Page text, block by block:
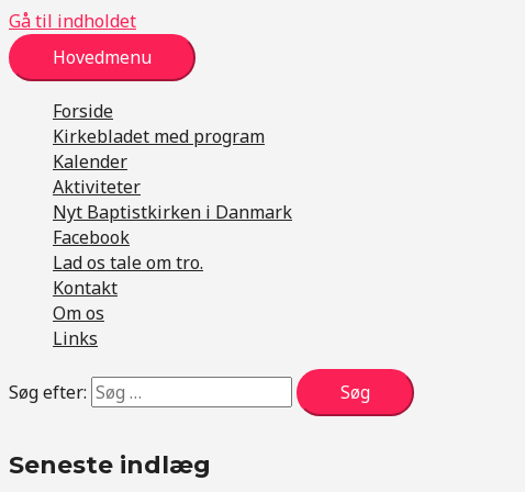
Gå til indholdet
Hovedmenu
Forside
Kirkebladet med program
Kalender
Aktiviteter
Nyt Baptistkirken i Danmark
Facebook
Lad os tale om tro.
Kontakt
Om os
Links
Søg efter:
Seneste indlæg